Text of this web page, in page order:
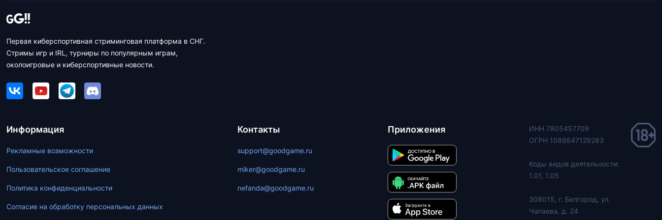
Первая киберспортивная стриминговая платформа в СНГ.
Стримы игр и IRL, турниры по популярным играм,
околоигровые и киберспортивные новости.
Информация
Рекламные возможности
Пользовательское соглашение
Политика конфиденциальности
Согласие на обработку персональных данных
Контакты
support@goodgame.ru
miker@goodgame.ru
nefanda@goodgame.ru
Приложения
ИНН 7805457709
ОГРН 1089847129283
Коды видов деятельности:
1.01, 1.05
308015, г. Белгород, ул.
Чапаева, д. 24